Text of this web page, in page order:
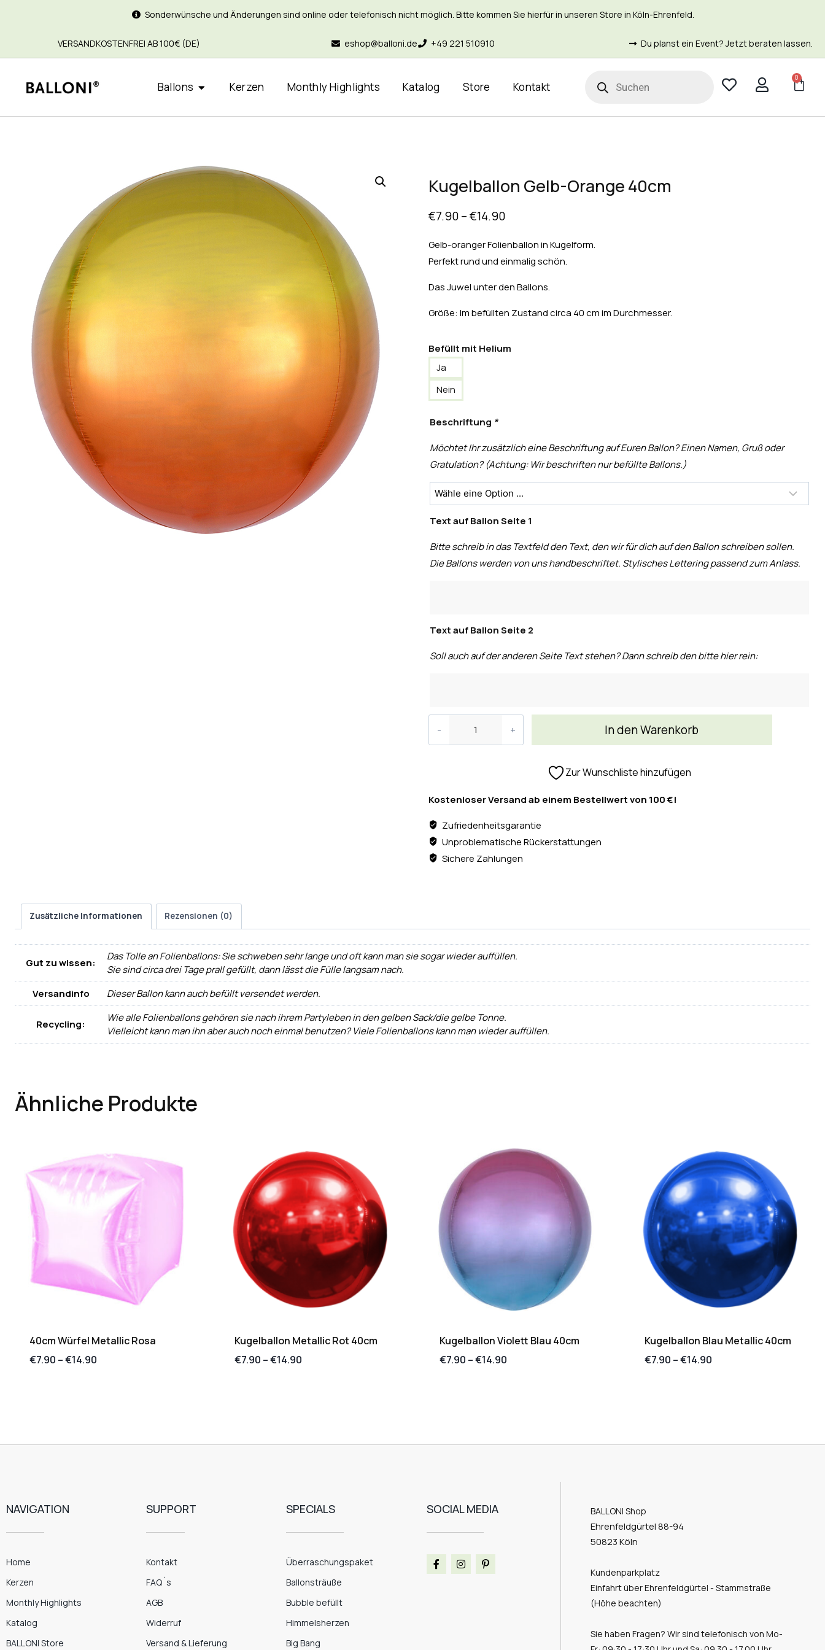
Sonderwünsche und Änderungen sind online oder telefonisch nicht möglich. Bitte kommen Sie hierfür in unseren Store in Köln-Ehrenfeld.
VERSANDKOSTENFREI AB 100€ (DE) eshop@balloni.de +49 221 510910 Du planst ein Event? Jetzt beraten lassen.
Ballons Kerzen Monthly Highlights Katalog Store Kontakt
0
Kugelballon Gelb-Orange 40cm
€7.90–€14.90
Gelb-oranger Folienballon in Kugelform.
Perfekt rund und einmalig schön.
Das Juwel unter den Ballons.
Größe: Im befüllten Zustand circa 40 cm im Durchmesser.
Befüllt mit Helium
Ja
Nein
Beschriftung *
Möchtet Ihr zusätzlich eine Beschriftung auf Euren Ballon? Einen Namen, Gruß oder
Gratulation? (Achtung: Wir beschriften nur befüllte Ballons.)
Text auf Ballon Seite 1
Bitte schreib in das Textfeld den Text, den wir für dich auf den Ballon schreiben sollen.
Die Ballons werden von uns handbeschriftet. Stylisches Lettering passend zum Anlass.
Text auf Ballon Seite 2
Soll auch auf der anderen Seite Text stehen? Dann schreib den bitte hier rein:
In den Warenkorb
Zur Wunschliste hinzufügen
Kostenloser Versand ab einem Bestellwert von 100 €!
Zufriedenheitsgarantie
Unproblematische Rückerstattungen
Sichere Zahlungen
Zusätzliche Informationen Rezensionen (0)
Gut zu wissen:
Das Tolle an Folienballons: Sie schweben sehr lange und oft kann man sie sogar wieder auffüllen.
Sie sind circa drei Tage prall gefüllt, dann lässt die Fülle langsam nach.
Versandinfo
Dieser Ballon kann auch befüllt versendet werden.
Recycling:
Wie alle Folienballons gehören sie nach ihrem Partyleben in den gelben Sack/die gelbe Tonne.
Vielleicht kann man ihn aber auch noch einmal benutzen? Viele Folienballons kann man wieder auffüllen.
Ähnliche Produkte
40cm Würfel Metallic Rosa
€7.90 –€14.90
Kugelballon Metallic Rot 40cm
€7.90 –€14.90
Kugelballon Violett Blau 40cm
€7.90 –€14.90
Kugelballon Blau Metallic 40cm
€7.90 –€14.90
NAVIGATION
Home
Kerzen
Monthly Highlights
Katalog
BALLONI Store
SUPPORT
Kontakt
FAQ´s
AGB
Widerruf
Versand & Lieferung
SPECIALS
Überraschungspaket
Ballonsträuße
Bubble befüllt
Himmelsherzen
Big Bang
SOCIAL MEDIA BALLONI Shop
Ehrenfeldgürtel 88-94
50823 Köln
Kundenparkplatz
Einfahrt über Ehrenfeldgürtel - Stammstraße
(Höhe beachten)
Sie haben Fragen? Wir sind telefonisch von Mo-